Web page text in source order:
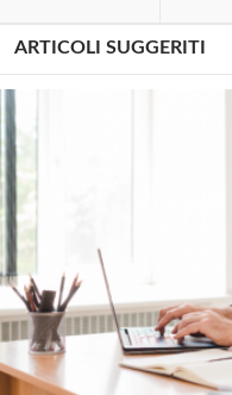
ARTICOLI SUGGERITI